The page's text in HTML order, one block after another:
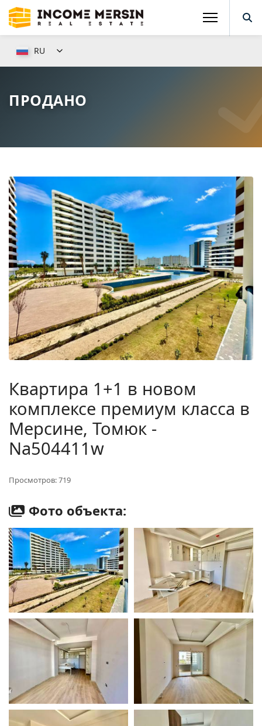
RU
ПРОДАНО
Квартира 1+1 в новом
комплексе премиум класса в
Мерсине, Томюк -
Na504411w
Просмотров: 719
Фото объекта: